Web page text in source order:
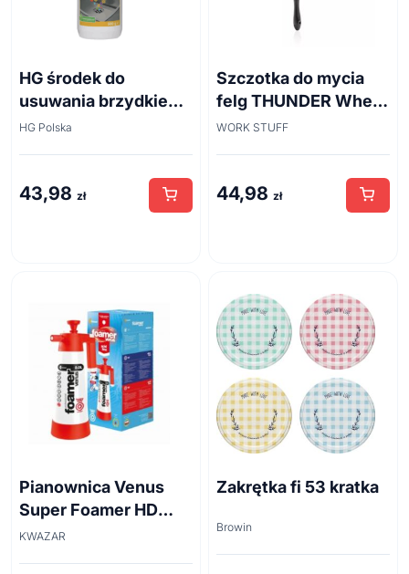
HG środek do
usuwania brzydkiego
zapachu z odpływów
HG Polska
43,98 zł
Szczotka do mycia
felg THUNDER Wheel
Brush 45cm
WORK STUFF
44,98 zł
Pianownica Venus
Super Foamer HD
acid line 2L
KWAZAR
Zakrętka fi 53 kratka
Browin